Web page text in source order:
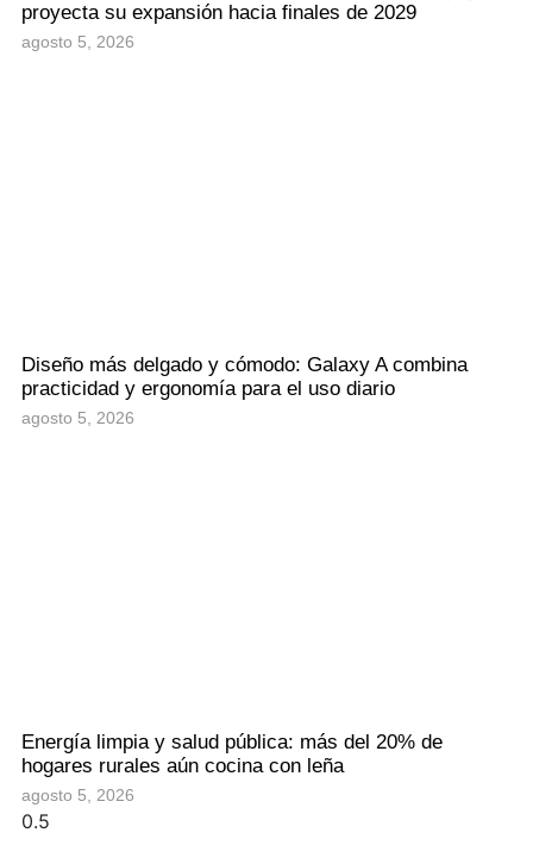
proyecta su expansión hacia finales de 2029
agosto 5, 2026
Diseño más delgado y cómodo: Galaxy A combina
practicidad y ergonomía para el uso diario
agosto 5, 2026
Energía limpia y salud pública: más del 20% de
hogares rurales aún cocina con leña
agosto 5, 2026